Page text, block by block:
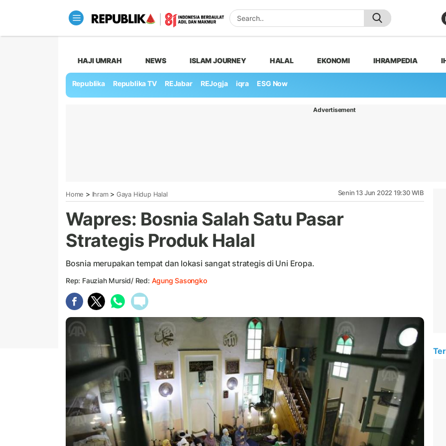
HAJI UMRAH NEWS ISLAM JOURNEY HALAL EKONOMI IHRAMPEDIA
Republika Republika TV REJabar REJogja iqra ESG Now
Advertisement
Home > Ihram> Gaya Hidup Halal Senin 13 Jun 2022 19:30 WIB
Wapres: Bosnia Salah Satu Pasar
Strategis Produk Halal
Bosnia merupakan tempat dan lokasi sangat strategis di Uni Eropa.
Rep: Fauziah Mursid/ Red: Agung Sasongko